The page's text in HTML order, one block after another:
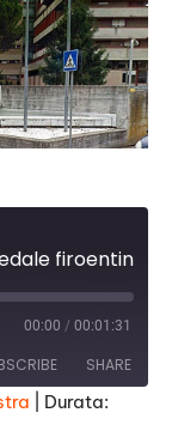
00:00 / 00:01:31
SHARE
Durata: